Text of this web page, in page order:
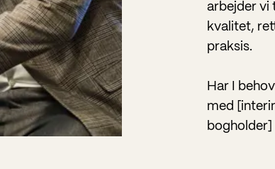
arbejder vi
kvalitet,
praksis.
Har I
med